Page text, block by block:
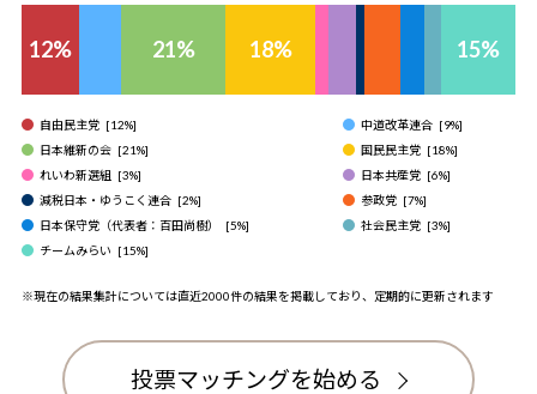
12% 21% 18% 15%
自由民主党 [12%] 中道改革連合 [9%]
日本維新の会 [21%] 国民民主党 [18%]
れいわ新選組 [3%] 日本共産党 [6%]
減税日本・ゆうこく連合 [2%] 参政党 [7%]
日本保守党（代表者：百田尚樹）
[5%] 社会民主党 [3%]
チームみらい [15%]
※現在の結果集計については直近2000件の結果を掲載しており、定期的に更新されます
投票マッチングを始める